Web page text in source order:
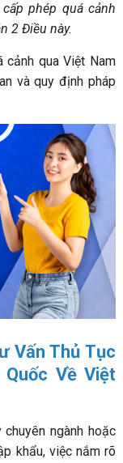
phép quá cảnh
2 Điều này.
cảnh qua Việt Nam
và quy định pháp
Vấn Thủ Tục
Quốc Về Việt
ngành hoặc
khẩu, việc nắm rõ